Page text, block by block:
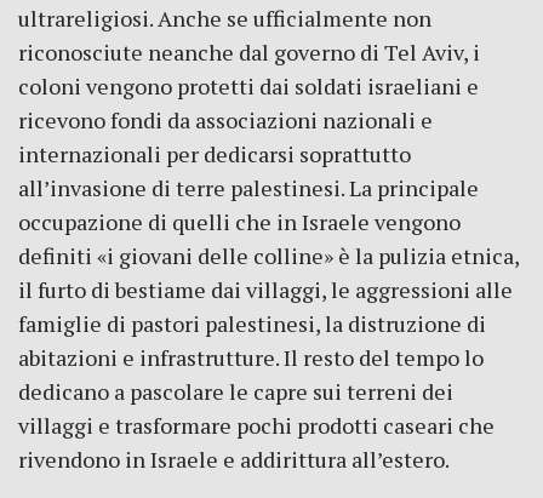
ultrareligiosi. Anche se ufficialmente non
riconosciute neanche dal governo di Tel Aviv, i
coloni vengono protetti dai soldati israeliani e
ricevono fondi da associazioni nazionali e
internazionali per dedicarsi soprattutto
all’invasione di terre palestinesi. La principale
occupazione di quelli che in Israele vengono
definiti «i giovani delle colline» è la pulizia etnica,
il furto di bestiame dai villaggi, le aggressioni alle
famiglie di pastori palestinesi, la distruzione di
abitazioni e infrastrutture. Il resto del tempo lo
dedicano a pascolare le capre sui terreni dei
villaggi e trasformare pochi prodotti caseari che
rivendono in Israele e addirittura all’estero.